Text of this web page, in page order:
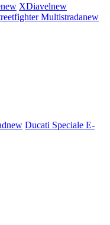
new XDiavelnew
Multistradanew
new Ducati Speciale E-